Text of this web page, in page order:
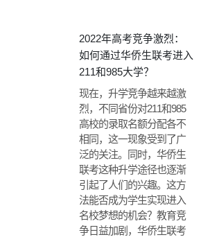
2022年高考竞争激烈：
如何通过华侨生联考进入
211和985大学？
现在，升学竞争越来越激
烈，不同省份对211和985
高校的录取名额分配各不
相同，这一现象受到了广
泛的关注。同时，华侨生
联考这种升学途径也逐渐
引起了人们的兴趣。这方
法能否成为学生实现进入
名校梦想的机会？教育竞
争日益加剧，华侨生联考